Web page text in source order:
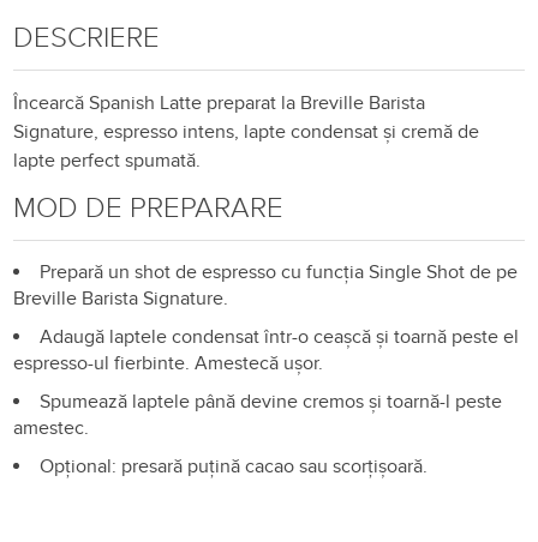
DESCRIERE
ÎncearcăSpanish Latte preparat la Breville Barista
Signature,espresso intens, lapte condensat și cremă de
lapte perfect spumată.
MOD DE PREPARARE
Prepară un shot de espresso cu funcția Single Shot de pe
Breville Barista Signature.
Adaugă laptele condensat într-o ceașcă și toarnă peste el
espresso-ul fierbinte. Amestecă ușor.
Spumează laptele până devine cremos și toarnă-l peste
amestec.
Opțional: presară puțină cacao sau scorțișoară.